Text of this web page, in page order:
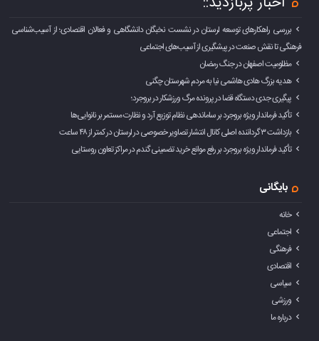
بررسی راهکارهای توسعه لرستان در نشست نخبگان دانشگاهی و فعالان اقتصادی؛ از آسیب‌شناسی
فرهنگی تا نقش صنعت در پیشگیری از آسیب‌های اجتماعی
مظلومیت اصفهان در جنگ رمضان
هدیه بزرگ هادی هاشمی نیا به مردم شهرستان چگنی
پیگیری جدی دستگاه قضا در پرونده مرگ ورزشکار در بروجرد؛
تأکید فرماندار ویژه بروجرد بر ساماندهی نظام توزیع آرد و نظارت مستمر بر نانوایی‌ها
بازداشت ۳ گرداننده اصلی کانال انتشار تصاویر خصوصی در لرستان در کمتر از ۴۸ ساعت
تأکید فرماندار ویژه بروجرد بر رفع موانع خرید تضمینی گندم در مراکز تعاون روستایی
بایگانی
خانه
اجتماعی
فرهنگی
اقتصادی
سیاسی
ورزشی
درباره ما